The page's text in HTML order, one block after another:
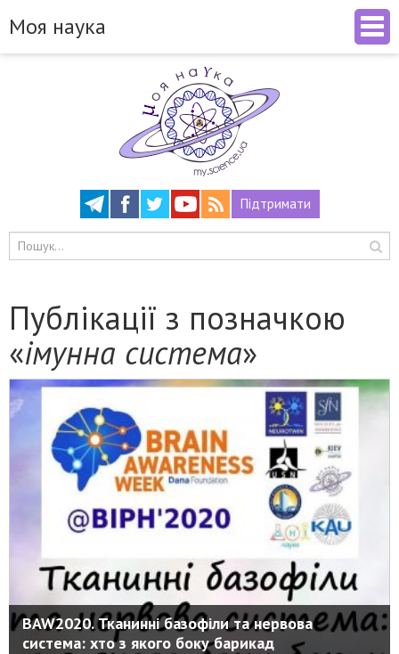
Підтримати
Моя наука
Публікації з позначкою
«імунна система»
BAW2020. Тканинні базофіли та нервова
система: хто з якого боку барикад